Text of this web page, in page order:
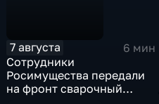
7 августа
6 мин
Сотрудники
Росимущества передали
на фронт сварочный